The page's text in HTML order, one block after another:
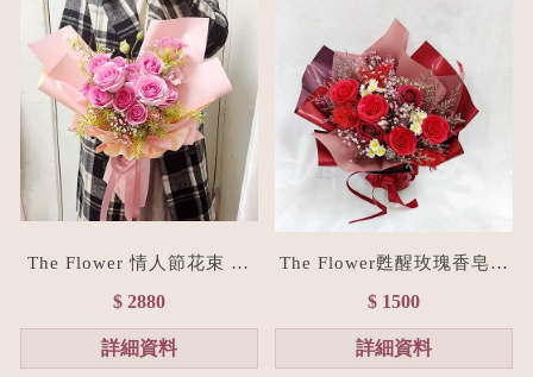
The Flower 情人節花束 15
朵粉玫瑰花束(台北花店/花
禮訂製)
$ 2880
詳細資料
The Flower甦醒玫瑰香皂花
束M size(贈禮物提袋/全台
宅配）經典紅
$ 1500
詳細資料